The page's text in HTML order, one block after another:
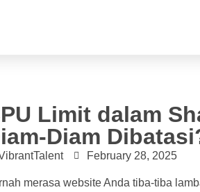
Limit dalam
Diam
February 28, 2025
merasa website Anda tiba-tiba